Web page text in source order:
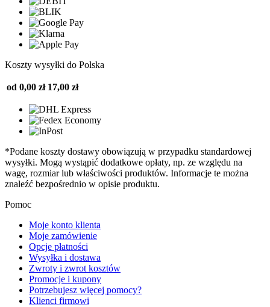
Koszty wysyłki do Polska
od 0,00 zł 17,00 zł
*Podane koszty dostawy obowiązują w przypadku standardowej
wysyłki. Mogą wystąpić dodatkowe opłaty, np. ze względu na
wagę, rozmiar lub właściwości produktów. Informacje te można
znaleźć bezpośrednio w opisie produktu.
Pomoc
Moje konto klienta
Moje zamówienie
Opcje płatności
Wysyłka i dostawa
Zwroty i zwrot kosztów
Promocje i kupony
Potrzebujesz więcej pomocy?
Klienci firmowi